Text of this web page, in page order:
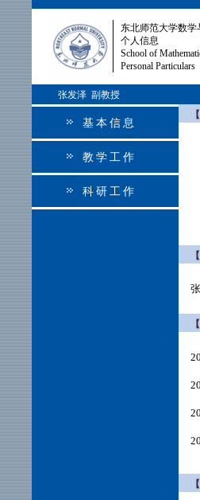
东北师范大学数学
个人信息
School of
Personal Particulars
张发泽 副教授
基本信息
教学工作
科研工作